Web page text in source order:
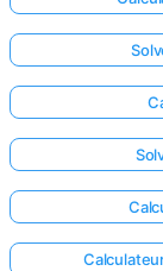
le
Posez
votre